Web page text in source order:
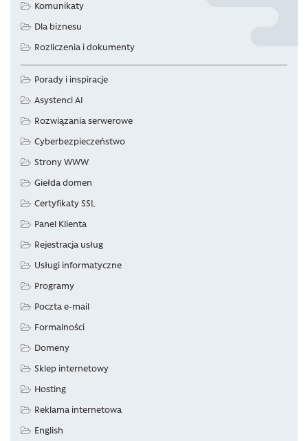
Komunikaty
Dla biznesu
Rozliczenia i dokumenty
Porady i inspiracje
Asystenci AI
Rozwiązania serwerowe
Cyberbezpieczeństwo
Strony WWW
Giełda domen
Certyfikaty SSL
Panel Klienta
Rejestracja usług
Usługi informatyczne
Programy
Poczta e-mail
Formalności
Domeny
Sklep internetowy
Hosting
Reklama internetowa
English